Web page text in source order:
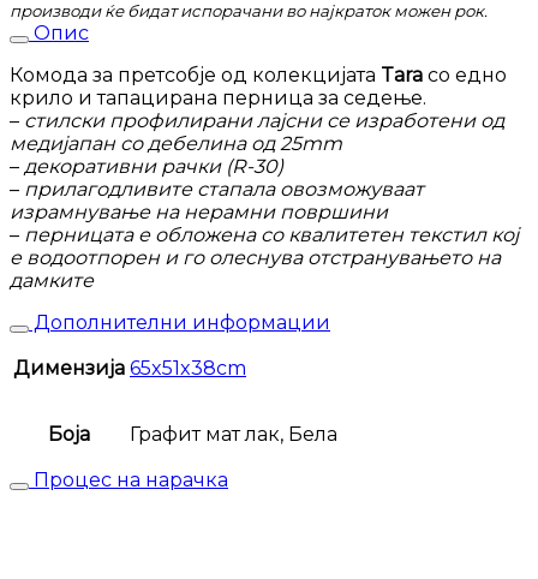
производи ќе бидат испорачани во најкраток можен рок.
Опис
Комода за претсобје од колекцијата Tara со едно
крило и тапацирана перница за седење.
– стилски профилирани лајсни се изработени од
медијапан со дебелина од 25mm
– декоративни рачки (R-30)
– прилагодливите стапала овозможуваат
израмнување на нерамни површини
– перницата е обложена со квалитетен текстил кој
е водоотпорен и го олеснува отстранувањето на
дамките
Дополнителни информации
Димензија 65x51x38cm
Боја
Графит мат лак, Бела
Процес на нарачка